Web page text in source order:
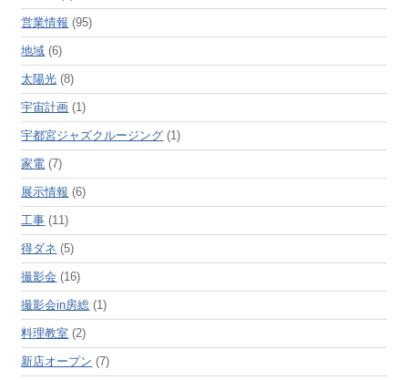
営業情報 (95)
地域 (6)
太陽光 (8)
宇宙計画 (1)
宇都宮ジャズクルージング (1)
家電 (7)
展示情報 (6)
工事 (11)
得ダネ (5)
撮影会 (16)
撮影会in房総 (1)
料理教室 (2)
新店オープン (7)